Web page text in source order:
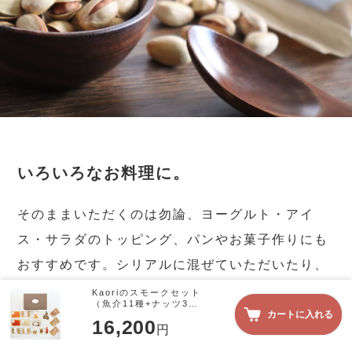
いろいろなお料理に。
そのままいただくのは勿論、ヨーグルト・アイ
ス・サラダのトッピング、パンやお菓子作りにも
おすすめです。シリアルに混ぜていただいたり、
クリームチーズと合わせてクラッカーにのせて
も、おいしく栄養補給していただけます。
※1日に食べるナッツの目安量はご自身の片手い
Kaoriのスモークセット
（魚介11種+ナッツ3
16,200
カートに入れる